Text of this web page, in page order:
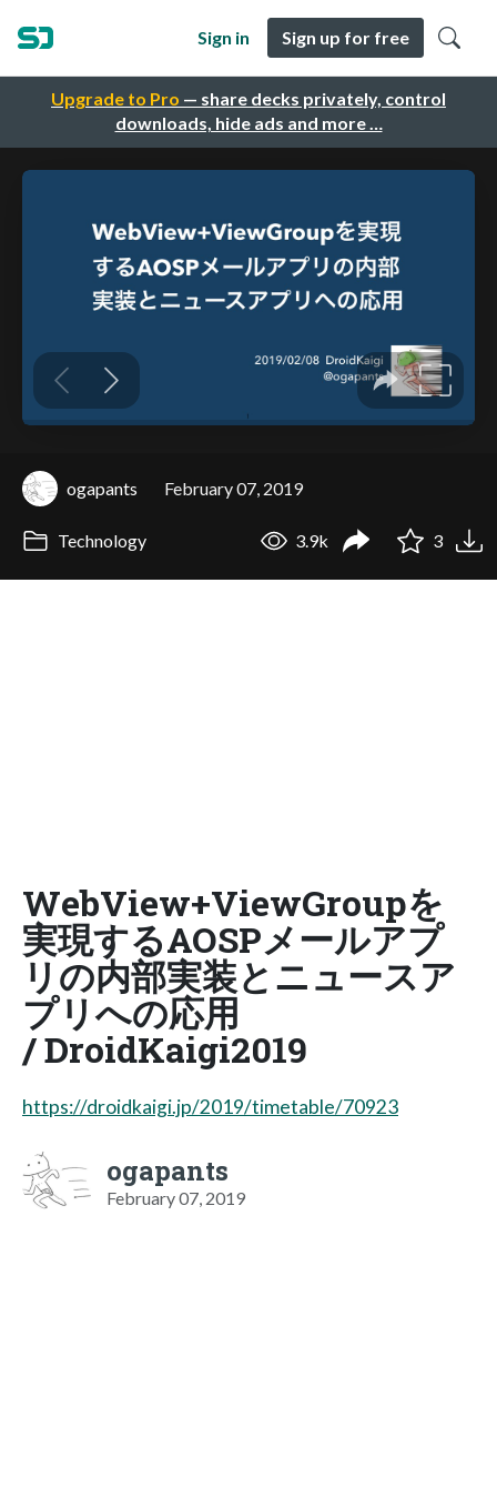
Upgrade to Pro — share decks privately, control
downloads, hide ads and more …
Sign in Sign up for free
ogapants February 07, 2019
Technology 3.9k 3
WebView+ViewGroupを
実現するAOSPメールアプ
リの内部実装とニュースア
プリへの応用
/ DroidKaigi2019
https://droidkaigi.jp/2019/timetable/70923
ogapants
February 07, 2019